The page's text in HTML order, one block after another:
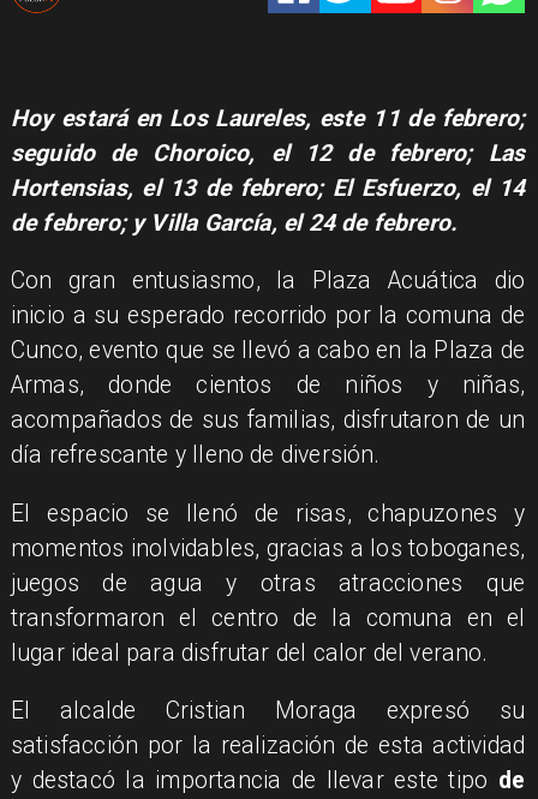
Hoy estará en Los Laureles, este 11 de febrero;
seguido de Choroico, el 12 de febrero; Las
Hortensias, el 13 de febrero; El Esfuerzo, el 14
de febrero; y Villa García, el 24 de febrero.
Con gran entusiasmo, la Plaza Acuática dio
inicio a su esperado recorrido por la comuna de
Cunco, evento que se llevó a cabo en la Plaza de
Armas, donde cientos de niños y niñas,
acompañados de sus familias, disfrutaron de un
día refrescante y lleno de diversión.
El espacio se llenó de risas, chapuzones y
momentos inolvidables, gracias a los toboganes,
juegos de agua y otras atracciones que
transformaron el centro de la comuna en el
lugar ideal para disfrutar del calor del verano.
El alcalde Cristian Moraga expresó su
satisfacción por la realización de esta actividad
y destacó la importancia de llevar este tipo de